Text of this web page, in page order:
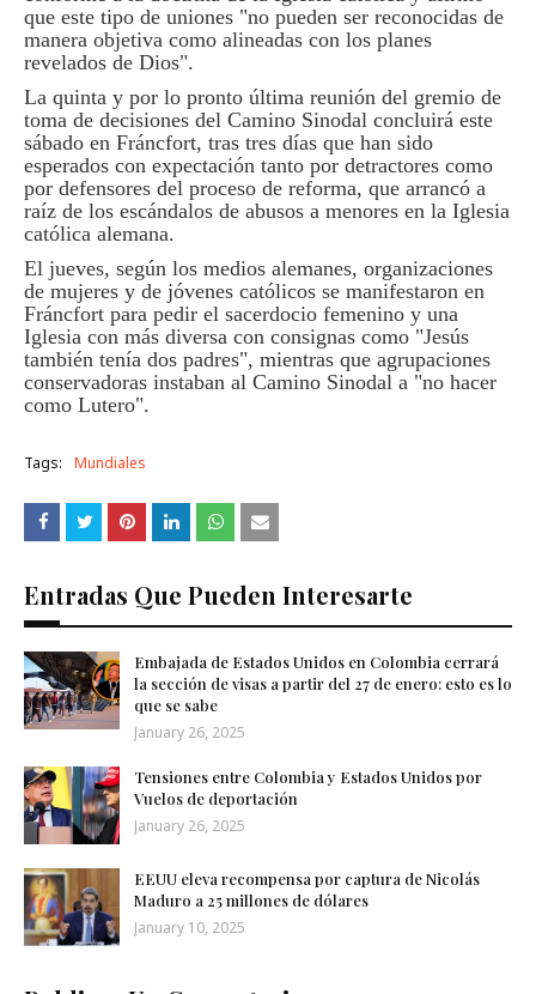
que este tipo de uniones "no pueden ser reconocidas de
manera objetiva como alineadas con los planes
revelados de Dios".
La quinta y por lo pronto última reunión del gremio de
toma de decisiones del Camino Sinodal concluirá este
sábado en Fráncfort, tras tres días que han sido
esperados con expectación tanto por detractores como
por defensores del proceso de reforma, que arrancó a
raíz de los escándalos de abusos a menores en la Iglesia
católica alemana.
El jueves, según los medios alemanes, organizaciones
de mujeres y de jóvenes católicos se manifestaron en
Fráncfort para pedir el sacerdocio femenino y una
Iglesia con más diversa con consignas como "Jesús
también tenía dos padres", mientras que agrupaciones
conservadoras instaban al Camino Sinodal a "no hacer
como Lutero".
Tags: Mundiales
Entradas Que Pueden Interesarte
Embajada de Estados Unidos en Colombia cerrará
la sección de visas a partir del 27 de enero: esto es lo
que se sabe
January 26, 2025
Tensiones entre Colombia y Estados Unidos por
Vuelos de deportación
January 26, 2025
EEUU eleva recompensa por captura de Nicolás
Maduro a 25 millones de dólares
January 10, 2025